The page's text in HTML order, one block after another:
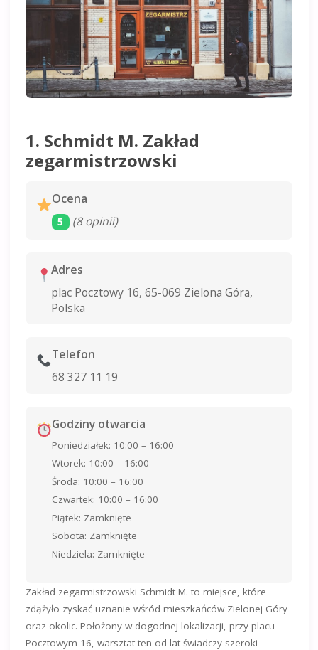
1. Schmidt M. Zakład
zegarmistrzowski
Ocena
5 (8 opinii)
Adres
plac Pocztowy 16, 65-069 Zielona Góra,
Polska
Telefon
68 327 11 19
Godziny otwarcia
Poniedziałek: 10:00 – 16:00
Wtorek: 10:00 – 16:00
Środa: 10:00 – 16:00
Czwartek: 10:00 – 16:00
Piątek: Zamknięte
Sobota: Zamknięte
Niedziela: Zamknięte
Zakład zegarmistrzowski Schmidt M. to miejsce, które
zdążyło zyskać uznanie wśród mieszkańców Zielonej Góry
oraz okolic. Położony w dogodnej lokalizacji, przy placu
Pocztowym 16, warsztat ten od lat świadczy szeroki